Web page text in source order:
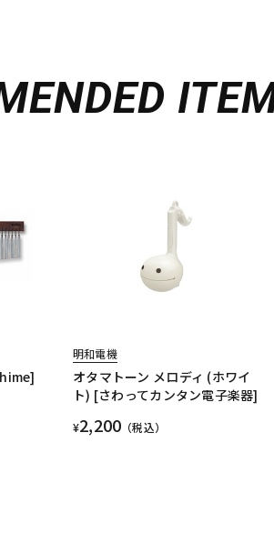
明和電機
オタマトーン メロディ (ホワイ
ト) [さわってカンタン電子楽器]
¥2,200 （税込）